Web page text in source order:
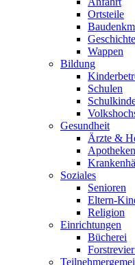
Ortsteile
Geschichte
Wappen
Bildung
Schulen
Gesundheit
Ärzte &
Apotheken
Soziales
Senioren
Eltern-
Religion
Einrichtungen
Bücherei